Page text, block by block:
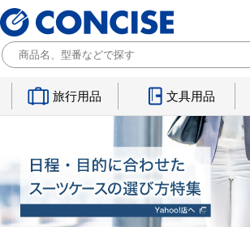
旅行用品 文具用品